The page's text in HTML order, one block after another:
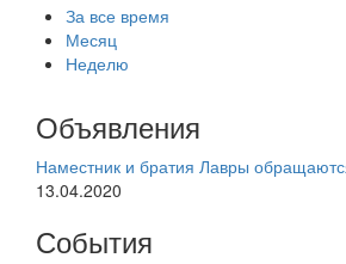
За все время
Месяц
Неделю
Объявления
Наместник и братия Лавры
13.04.2020
События